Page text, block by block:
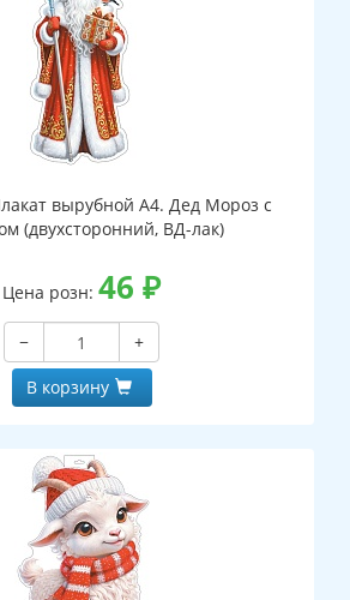
вырубной А4. Дед Мороз с
(двухсторонний, ВД-лак)
Цена розн: 46 ₽
−
+
В корзину